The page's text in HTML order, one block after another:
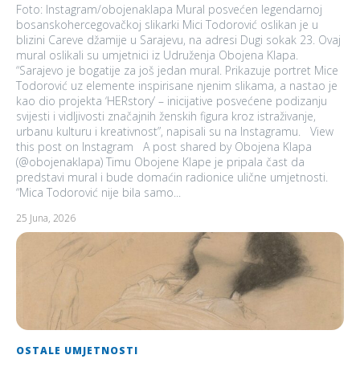
Foto: Instagram/obojenaklapa Mural posvećen legendarnoj
bosanskohercegovačkoj slikarki Mici Todorović oslikan je u
blizini Careve džamije u Sarajevu, na adresi Dugi sokak 23. Ovaj
mural oslikali su umjetnici iz Udruženja Obojena Klapa.
“Sarajevo je bogatije za još jedan mural. Prikazuje portret Mice
Todorović uz elemente inspirisane njenim slikama, a nastao je
kao dio projekta ‘HERstory’ – inicijative posvećene podizanju
svijesti i vidljivosti značajnih ženskih figura kroz istraživanje,
urbanu kulturu i kreativnost”, napisali su na Instagramu. View
this post on Instagram A post shared by Obojena Klapa
(@obojenaklapa) Timu Obojene Klape je pripala čast da
predstavi mural i bude domaćin radionice ulične umjetnosti.
“Mica Todorović nije bila samo...
25 Juna, 2026
OSTALE UMJETNOSTI